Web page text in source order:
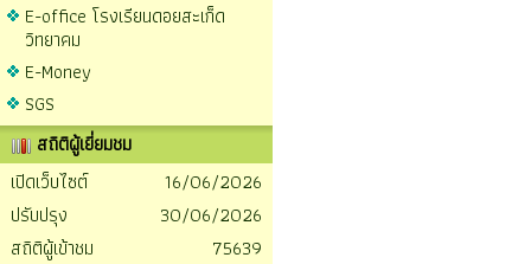
E-office โรงเรียนดอยสะเก็ด
วิทยาคม
E-Money
SGS
สถิติผู้เยี่ยมชม
เปิดเว็บไซต์
16/06/2026
ปรับปรุง
30/06/2026
สถิติผู้เข้าชม
75639